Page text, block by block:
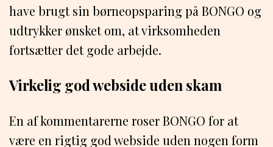
have brugt sin børneopsparing på BONGO og
udtrykker ønsket om, at virksomheden
fortsætter det gode arbejde.
Virkelig god webside uden skam
En af kommentarerne roser BONGO for at
være en rigtig god webside uden nogen form